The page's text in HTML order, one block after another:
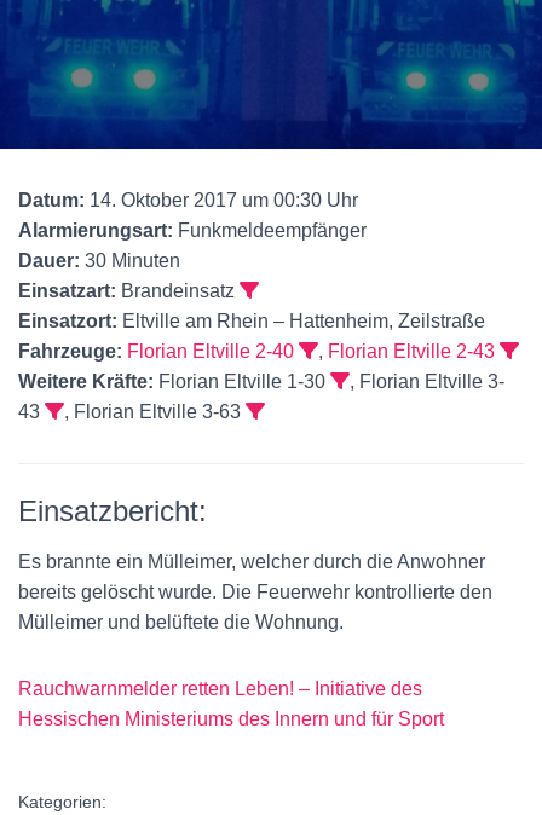
Datum: 14. Oktober 2017 um 00:30 Uhr
Alarmierungsart: Funkmeldeempfänger
Dauer: 30 Minuten
Einsatzart: Brandeinsatz
Einsatzort: Eltville am Rhein – Hattenheim, Zeilstraße
Fahrzeuge: Florian Eltville 2-40 , Florian Eltville 2-43
Weitere Kräfte: Florian Eltville 1-30
, Florian Eltville 3-
43
, Florian Eltville 3-63
Einsatzbericht:
Es brannte ein Mülleimer, welcher durch die Anwohner
bereits gelöscht wurde. Die Feuerwehr kontrollierte den
Mülleimer und belüftete die Wohnung.
Rauchwarnmelder retten Leben! – Initiative des
Hessischen Ministeriums des Innern und für Sport
Kategorien: